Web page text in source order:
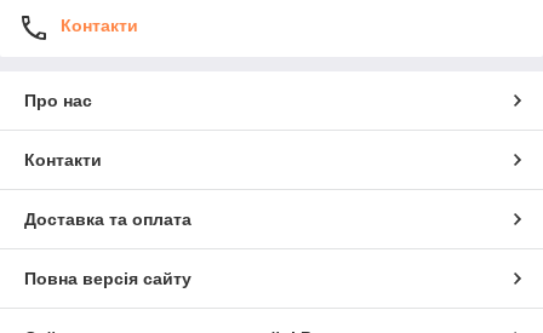
Контакти
Про нас
Контакти
Доставка та оплата
Повна версія сайту